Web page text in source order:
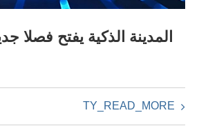
المدينة الذكية يفتح فصلا
TY_READ_MORE